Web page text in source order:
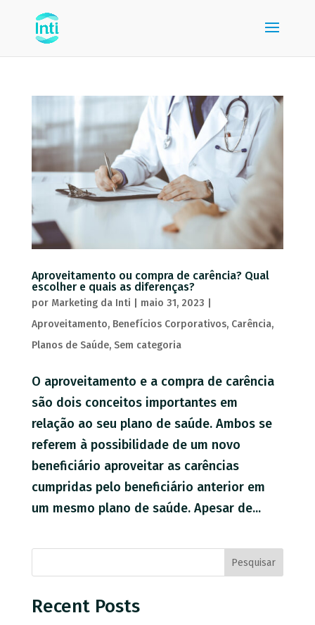
Aproveitamento ou compra de carência? Qual
escolher e quais as diferenças?
por Marketing da Inti maio 31, 2023
Aproveitamento, Benefícios Corporativos, Carência,
Planos de Saúde, Sem categoria
O aproveitamento e a compra de carência
são dois conceitos importantes em
relação ao seu plano de saúde. Ambos se
referem à possibilidade de um novo
beneficiário aproveitar as carências
cumpridas pelo beneficiário anterior em
um mesmo plano de saúde. Apesar de...
Pesquisar
Recent Posts